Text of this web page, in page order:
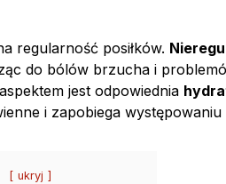
regularność posiłków.
do bólów brzucha i
jest odpowiednia
i zapobiega występowaniu
ukryj